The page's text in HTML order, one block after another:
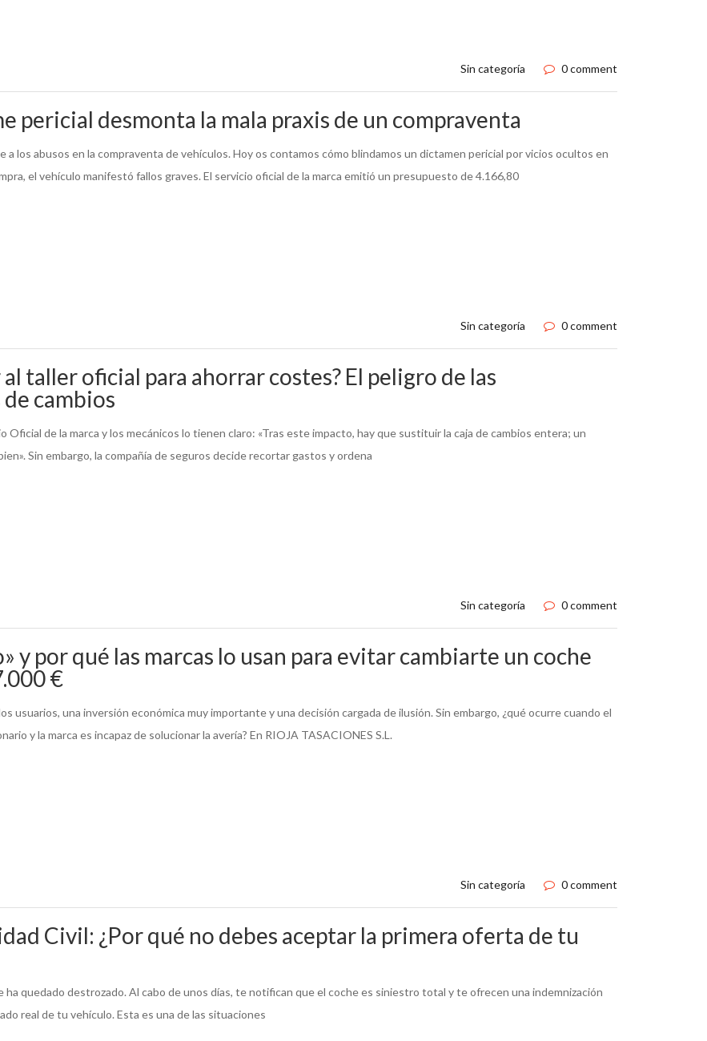
Sin categoría 0 comment
pericial desmonta la mala praxis de un compraventa
los abusos en la compraventa de vehículos. Hoy os contamos cómo blindamos un dictamen pericial por vicios ocultos en
el vehículo manifestó fallos graves. El servicio oficial de la marca emitió un presupuesto de 4.166,80
Sin categoría 0 comment
taller oficial para ahorrar costes? El peligro de las
cambios
de la marca y los mecánicos lo tienen claro: «Tras este impacto, hay que sustituir la caja de cambios entera; un
Sin embargo, la compañía de seguros decide recortar gastos y ordena
Sin categoría 0 comment
y por qué las marcas lo usan para evitar cambiarte un coche
€
usuarios, una inversión económica muy importante y una decisión cargada de ilusión. Sin embargo, ¿qué ocurre cuando el
y la marca es incapaz de solucionar la avería? En RIOJA TASACIONES S.L.
Sin categoría 0 comment
Civil: ¿Por qué no debes aceptar la primera oferta de tu
ha quedado destrozado. Al cabo de unos días, te notifican que el coche es siniestro total y te ofrecen una indemnización
real de tu vehículo. Esta es una de las situaciones